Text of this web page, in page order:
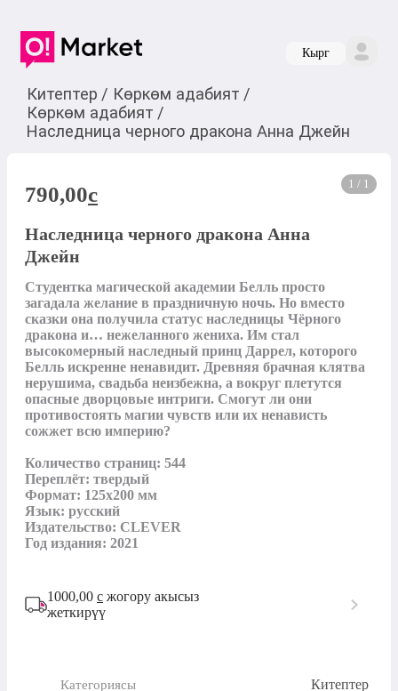
Кырг
Китептер / Көркөм адабият /
Көркөм адабият /
Наследница черного дракона Анна Джейн
1 / 1
790,00c
Наследница черного дракона Анна
Джейн
Студентка магической академии Белль просто
загадала желание в праздничную ночь. Но вместо
сказки она получила статус наследницы Чёрного
дракона и… нежеланного жениха. Им стал
высокомерный наследный принц Даррел, которого
Белль искренне ненавидит. Древняя брачная клятва
нерушима, свадьба неизбежна, а вокруг плетутся
опасные дворцовые интриги. Смогут ли они
противостоять магии чувств или их ненависть
сожжет всю империю?
Количество страниц: 544
Переплёт: твердый
Формат: 125х200 мм
Язык: русский
Издательство: CLEVER
Год издания: 2021
1000,00 с жогору акысыз
жеткирүү
Категориясы Китептер